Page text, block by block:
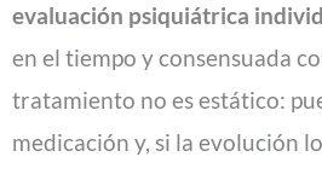
evaluación psiquiátrica
en el tiempo y consensuada
tratamiento no es estático:
medicación y, si la evolución